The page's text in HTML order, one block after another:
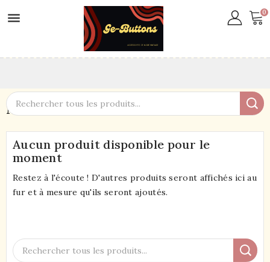
 0
Manchettes
Aucun produit disponible pour le
moment
Restez à l'écoute ! D'autres produits seront affichés ici au
fur et à mesure qu'ils seront ajoutés.